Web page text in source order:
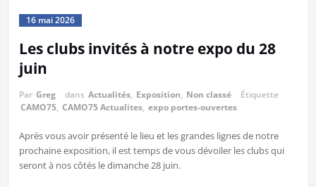
16 mai 2026
Les clubs invités à notre expo du 28
juin
Par Greg dans Actualités, Exposition, Non classé
Étiquette
CAMO75, CAMO75 Actualites, expo portes-ouvertes
Après vous avoir présenté le lieu et les grandes lignes de notre
prochaine exposition, il est temps de vous dévoiler les clubs qui
seront à nos côtés le dimanche 28 juin.